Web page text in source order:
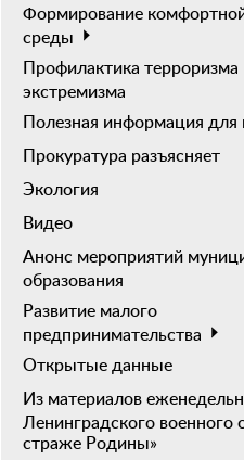
Формирование
среды
Профилактика терроризма
экстремизма
Полезная информация для
Прокуратура разъясняет
Экология
Видео
Анонс мероприятий
образования
Развитие малого
предпринимательства
Открытые данные
Из материалов
Ленинградского военного
страже Родины»